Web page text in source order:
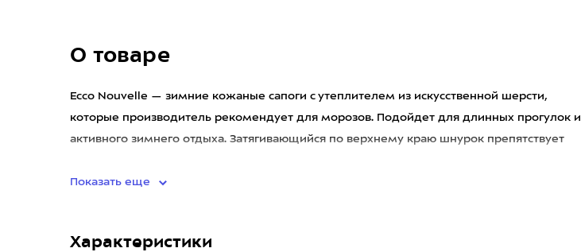
О товаре
Ecco Nouvelle — зимние кожаные сапоги с утеплителем из искусственной шерсти,
которые производитель рекомендует для морозов. Подойдет для длинных прогулок и
активного зимнего отдыха. Затягивающийся по верхнему краю шнурок препятствует
Показать еще
Характеристики